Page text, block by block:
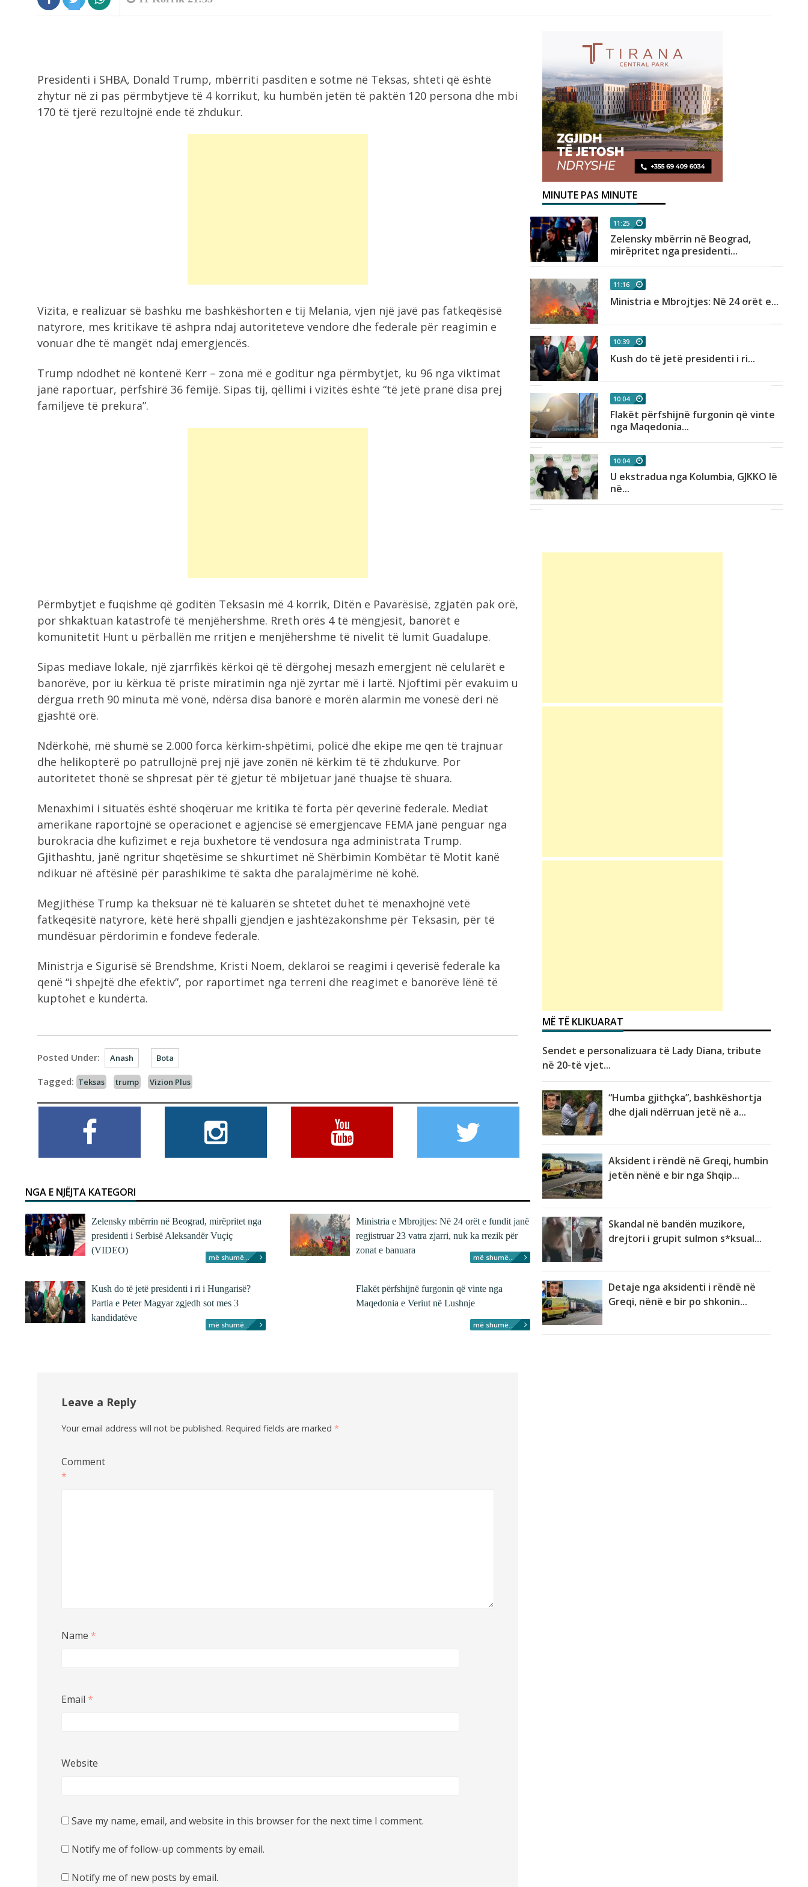
Presidenti i SHBA, Donald Trump, mbërriti pasditen e sotme në Teksas, shteti që është
zhytur në zi pas përmbytjeve të 4 korrikut, ku humbën jetën të paktën 120 persona dhe mbi
170 të tjerë rezultojnë ende të zhdukur.
Vizita, e realizuar së bashku me bashkëshorten e tij Melania, vjen një javë pas fatkeqësisë
natyrore, mes kritikave të ashpra ndaj autoriteteve vendore dhe federale për reagimin e
vonuar dhe të mangët ndaj emergjencës.
Trump ndodhet në kontenë Kerr – zona më e goditur nga përmbytjet, ku 96 nga viktimat
janë raportuar, përfshirë 36 fëmijë. Sipas tij, qëllimi i vizitës është “të jetë pranë disa prej
familjeve të prekura”.
Përmbytjet e fuqishme që goditën Teksasin më 4 korrik, Ditën e Pavarësisë, zgjatën pak orë,
por shkaktuan katastrofë të menjëhershme. Rreth orës 4 të mëngjesit, banorët e
komunitetit Hunt u përballën me rritjen e menjëhershme të nivelit të lumit Guadalupe.
Sipas mediave lokale, një zjarrfikës kërkoi që të dërgohej mesazh emergjent në celularët e
banorëve, por iu kërkua të priste miratimin nga një zyrtar më i lartë. Njoftimi për evakuim u
dërgua rreth 90 minuta më vonë, ndërsa disa banorë e morën alarmin me vonesë deri në
gjashtë orë.
Ndërkohë, më shumë se 2.000 forca kërkim-shpëtimi, policë dhe ekipe me qen të trajnuar
dhe helikopterë po patrullojnë prej një jave zonën në kërkim të të zhdukurve. Por
autoritetet thonë se shpresat për të gjetur të mbijetuar janë thuajse të shuara.
Menaxhimi i situatës është shoqëruar me kritika të forta për qeverinë federale. Mediat
amerikane raportojnë se operacionet e agjencisë së emergjencave FEMA janë penguar nga
burokracia dhe kufizimet e reja buxhetore të vendosura nga administrata Trump.
Gjithashtu, janë ngritur shqetësime se shkurtimet në Shërbimin Kombëtar të Motit kanë
ndikuar në aftësinë për parashikime të sakta dhe paralajmërime në kohë.
Megjithëse Trump ka theksuar në të kaluarën se shtetet duhet të menaxhojnë vetë
fatkeqësitë natyrore, këtë herë shpalli gjendjen e jashtëzakonshme për Teksasin, për të
mundësuar përdorimin e fondeve federale.
Ministrja e Sigurisë së Brendshme, Kristi Noem, deklaroi se reagimi i qeverisë federale ka
qenë “i shpejtë dhe efektiv”, por raportimet nga terreni dhe reagimet e banorëve lënë të
kuptohet e kundërta.
Posted Under: Anash Bota
Tagged: Teksas trump Vizion Plus
NGA E NJËJTA KATEGORI
Zelensky mbërrin në Beograd, mirëpritet nga
presidenti i Serbisë Aleksandër Vuçiç
(VIDEO)
më shumë...
Ministria e Mbrojtjes: Në 24 orët e fundit janë
regjistruar 23 vatra zjarri, nuk ka rrezik për
zonat e banuara
më shumë...
Kush do të jetë presidenti i ri i Hungarisë?
Partia e Peter Magyar zgjedh sot mes 3
kandidatëve
më shumë...
Flakët përfshijnë furgonin që vinte nga
Maqedonia e Veriut në Lushnje
më shumë...
Leave a Reply
Your email address will not be published. Required fields are marked *
Comment
*
Name *
Email *
Website
Save my name, email, and website in this browser for the next time I comment.
Notify me of follow-up comments by email.
Notify me of new posts by email.
MINUTE PAS MINUTE
flakëve,...
8:02
Gusht...
10:48
Jeta po i përkëdhel! Këto 3 shenja...
9:58
Salah,...
të...
11:25
Zelensky mbërrin në Beograd,
mirëpritet nga presidenti...
11:16
Ministria e Mbrojtjes: Në 24 orët e...
10:39
Kush do të jetë presidenti i ri...
10:04
Flakët përfshijnë furgonin që vinte
nga Maqedonia...
10:04
U ekstradua nga Kolumbia, GJKKO lë
në...
MË TË KLIKUARAT
Sendet e personalizuara të Lady Diana, tribute
në 20-të vjet...
“Humba gjithçka”, bashkëshortja
dhe djali ndërruan jetë në a...
Aksident i rëndë në Greqi, humbin
jetën nënë e bir nga Shqip...
Skandal në bandën muzikore,
drejtori i grupit sulmon s*ksual...
Detaje nga aksidenti i rëndë në
Greqi, nënë e bir po shkonin...